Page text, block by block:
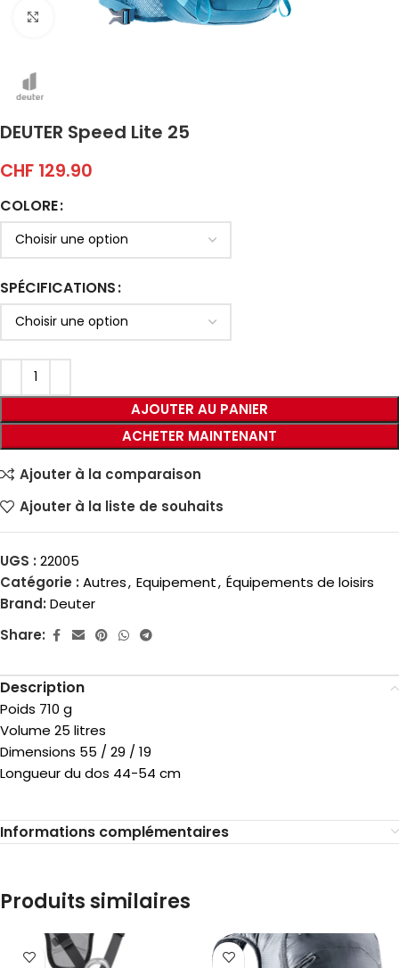
Click to enlarge
DEUTER Speed Lite 25
CHF 129.90
COLORE
SPÉCIFICATIONS
AJOUTER AU PANIER
ACHETER MAINTENANT
Ajouter à la comparaison
Ajouter à la liste de souhaits
UGS : 22005
Catégorie : Autres, Equipement, Équipements de loisirs
Brand: Deuter
Share:
Description
Poids 710 g
Volume 25 litres
Dimensions 55 / 29 / 19
Longueur du dos 44-54 cm
Informations complémentaires
Produits similaires